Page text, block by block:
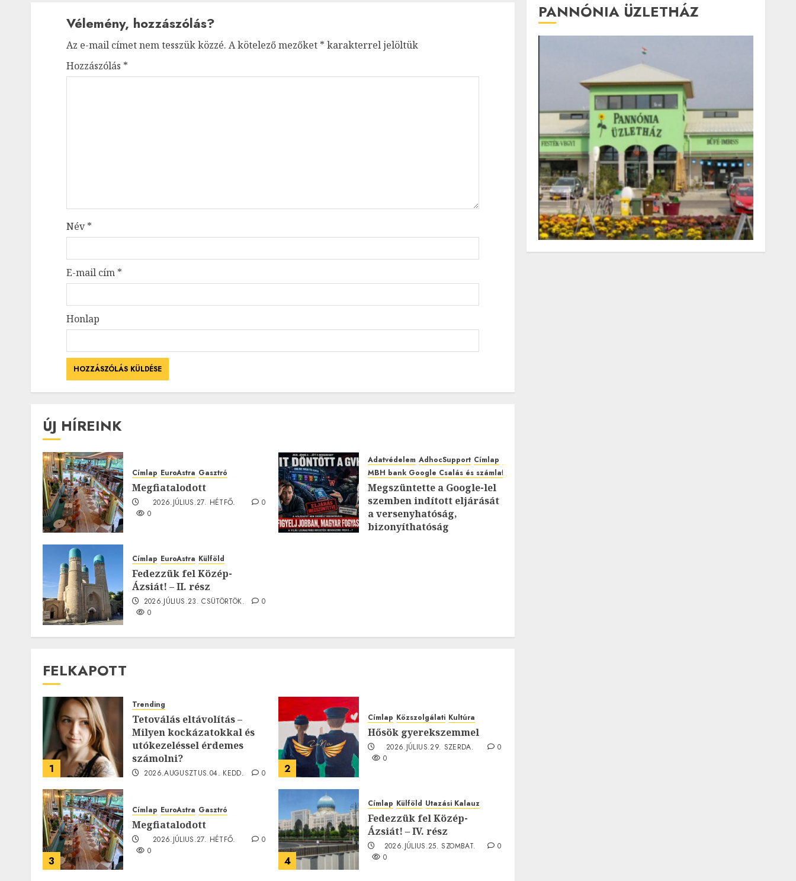
Vélemény, hozzászólás?
Az e-mail címet nem tesszük közzé. A kötelező mezőket * karakterrel jelöltük
Hozzászólás *
Név*
E-mail cím *
Honlap
ÚJ HÍREINK
Címlap EuroAstra Gasztró
Megfiatalodott
2026.JÚLIUS.27. HÉTFŐ.
0
0
Adatvédelem AdhocSupport Címlap
MBH bank Google Csalás és számlafeltörés károsultak
Megszüntette a Google-lel
szemben indított eljárását
a versenyhatóság,
bizonyíthatóság
Címlap EuroAstra Külföld
Fedezzük fel Közép-
Ázsiát! – II. rész
2026.JÚLIUS.23. CSÜTÖRTÖK.
0
0
FELKAPOTT
1
Trending
Tetoválás eltávolítás –
Milyen kockázatokkal és
utókezeléssel érdemes
számolni?
2026.AUGUSZTUS.04. KEDD.
0
2
Címlap Közszolgálati Kultúra
Hősök gyerekszemmel
2026.JÚLIUS.29. SZERDA.
0
0
3
Címlap EuroAstra Gasztró
Megfiatalodott
2026.JÚLIUS.27. HÉTFŐ.
0
0
4
Címlap Külföld Utazási Kalauz
Fedezzük fel Közép-
Ázsiát! – IV. rész
2026.JÚLIUS.25. SZOMBAT.
0
0
PANNÓNIA ÜZLETHÁZ